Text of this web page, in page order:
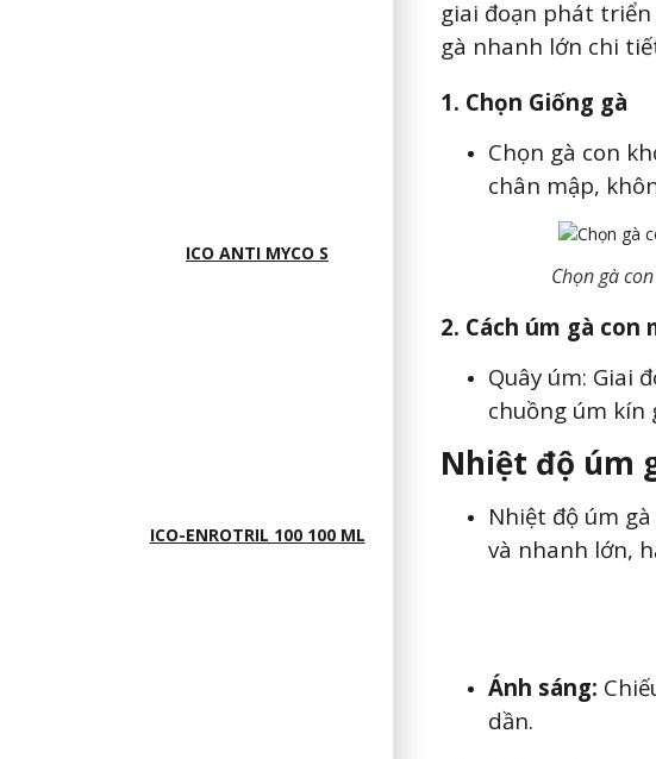
ICO ANTI MYCO S
ICO-ENROTRIL 100 100 ML
giai đoạn phát triển
gà nhanh lớn chi
1. Chọn Giống gà
Chọn gà con
chân mập,
Chọn gà
2. Cách úm gà con
Quây úm: Giai
chuồng úm kín
Nhiệt độ úm
Nhiệt độ úm
và nhanh lớn,
Ánh sáng:
dần.